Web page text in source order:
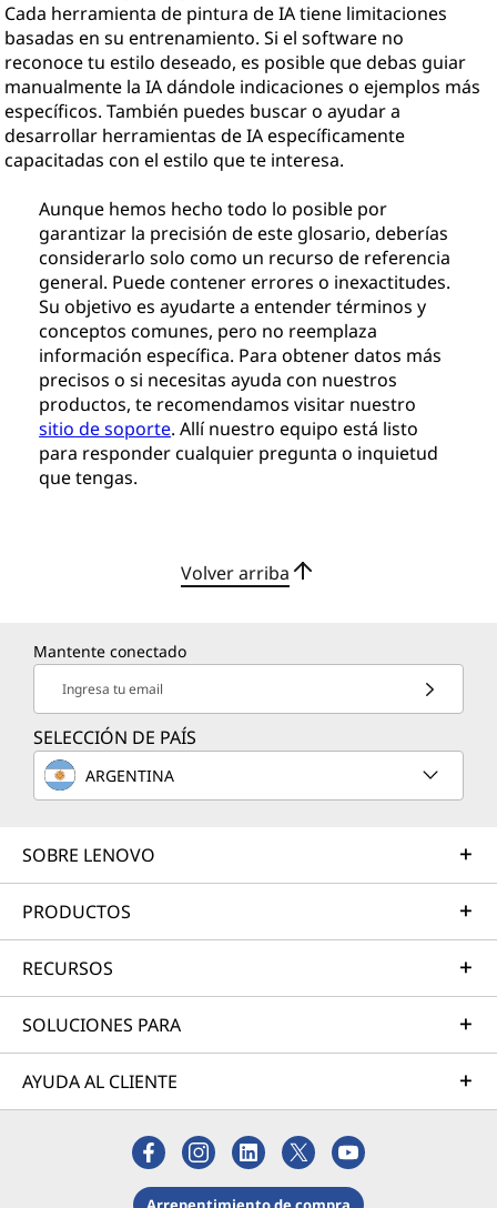
Cada herramienta de pintura de IA tiene limitaciones
basadas en su entrenamiento. Si el software no
reconoce tu estilo deseado, es posible que debas guiar
manualmente la IA dándole indicaciones o ejemplos más
específicos. También puedes buscar o ayudar a
desarrollar herramientas de IA específicamente
capacitadas con el estilo que te interesa.
Aunque hemos hecho todo lo posible por
garantizar la precisión de este glosario, deberías
considerarlo solo como un recurso de referencia
general. Puede contener errores o inexactitudes.
Su objetivo es ayudarte a entender términos y
conceptos comunes, pero no reemplaza
información específica. Para obtener datos más
precisos o si necesitas ayuda con nuestros
productos, te recomendamos visitar nuestro
sitio de soporte. Allí nuestro equipo está listo
para responder cualquier pregunta o inquietud
que tengas.
Volver arriba
Mantente conectado
Ingresa tu email
SELECCIÓN DE PAÍS
ARGENTINA
SOBRE LENOVO
PRODUCTOS
RECURSOS
SOLUCIONES PARA
AYUDA AL CLIENTE